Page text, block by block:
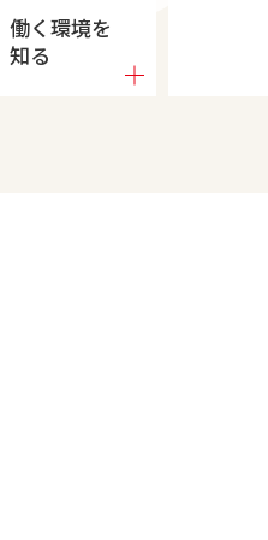
働く環境を
知る